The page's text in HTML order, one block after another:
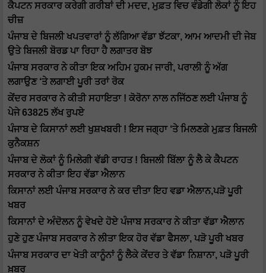
ਕੈਪਟਨ ਸਰਕਾਰ ਕਰੇਗੀ ਗਰੀਬਾਂ ਦੀ ਮਦਦ, ਮੁਫ਼ਤ ਵਿਚ ਵੰਡੇਗੀ ਲੋਕਾਂ ਨੂੰ ਇਹ
ਚੀਜ਼
ਪੰਜਾਬ ਦੇ ਬਿਜਲੀ ਖਪਤਵਾਰਾਂ ਨੂੰ ਲੱਗਿਆ ਵੱਡਾ ਝੱਟਕਾ, ਆਮ ਆਦਮੀ ਦੀ ਜੇਬ
ਉਤੇ ਬਿਜਲੀ ਬੋਰਡ ਪਾ ਰਿਹਾ ਹੈ ਲਗਾਤਰ ਬੋਝ
ਪੰਜਾਬ ਸਰਕਾਰ ਨੇ ਕੀਤਾ ਇਕ ਅਹਿਮ ਹੁਕਮ ਜਾਰੀ, ਪਰਾਲੀ ਨੂੰ ਅੱਗ
ਲਗਾਉਣ ‘ਤੇ ਲਗਾਈ ਪੂਰੀ ਤਰਾਂ ਰੋਕ
ਕੇਂਦਰ ਸਰਕਾਰ ਨੇ ਕੀਤੀ ਸਹਾਇਤਾ ! ਕੋਰੋਨਾ ਨਾਲ ਨਜਿੱਠਣ ਲਈ ਪੰਜਾਬ ਨੂੰ
ਪੇਜੇ 63825 ਲੱਖ ਰੁਪਏ
ਪੰਜਾਬ ਦੇ ਕਿਸਾਨਾਂ ਲਈ ਖੁਸ਼ਖਬਰੀ ! ਇਸ ਜਗ੍ਹਾ ‘ਤੇ ਮਿਲਣਗੇ ਮੁਫ਼ਤ ਬਿਜਲੀ
ਕੁਨੈਕਸ਼ਨ
ਪੰਜਾਬ ਦੇ ਲੋਕਾਂ ਨੂੰ ਮਿਲੇਗੀ ਵੱਡੀ ਰਾਹਤ ! ਬਿਜਲੀ ਬਿੱਲਾ ਨੂੰ ਲੈ ਕੇ ਕੈਪਟਨ
ਸਰਕਾਰ ਨੇ ਕੀਤਾ ਇਹ ਵੱਡਾ ਐਲਾਨ
ਕਿਸਾਨਾਂ ਲਈ ਪੰਜਾਬ ਸਰਕਾਰ ਨੇ ਕਰ ਦੀਤਾ ਇਹ ਵਡਾ ਐਲਾਨ,ਪੜੋ ਪੂਰੀ
ਖਬਰ
ਕਿਸਾਨਾਂ ਦੇ ਅੰਦੋਲਨ ਨੂੰ ਵੇਖਦੇ ਹੋਏ ਪੰਜਾਬ ਸਰਕਾਰ ਨੇ ਕੀਤਾ ਵੱਡਾ ਐਲਾਨ
ਹੁਣੇ ਹੁਣ ਪੰਜਾਬ ਸਰਕਾਰ ਨੇ ਲੀਤਾ ਇਕ ਹੋਰ ਵੱਡਾ ਫੈਸਲਾ, ਪੜੋ ਪੂਰੀ ਖਬਰ
ਪੰਜਾਬ ਸਰਕਾਰ ਦਾ ਖੇਤੀ ਕਾਨੂੰਨਾਂ ਨੂੰ ਲੈਕੇ ਕੇਂਦਰ ਤੇ ਵੱਡਾ ਨਿਸ਼ਾਨਾ, ਪੜੋ ਪੂਰੀ
ਖ਼ਬਰ